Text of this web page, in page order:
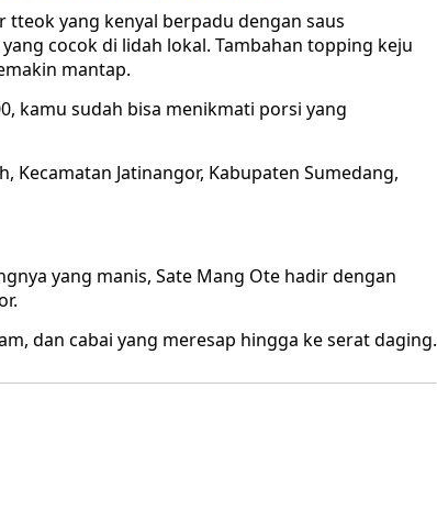
tteok yang kenyal berpadu dengan saus
cocok di lidah lokal. Tambahan topping keju
mantap.
kamu sudah bisa menikmati porsi yang
Kecamatan Jatinangor, Kabupaten Sumedang,
yang manis, Sate Mang Ote hadir dengan
dan cabai yang meresap hingga ke serat daging.